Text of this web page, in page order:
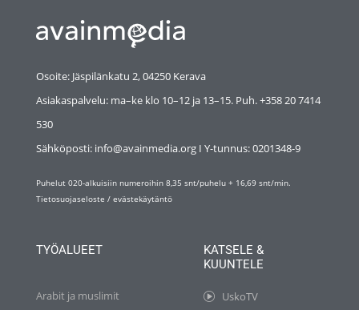
Osoite: Jäspilänkatu 2, 04250 Kerava
Asiakaspalvelu: ma–ke klo 10–12 ja 13–15. Puh. +358 20 7414
530
Sähköposti: info@avainmedia.org I Y-tunnus:0201348-9
Puhelut 020-alkuisiin numeroihin 8,35 snt/puhelu + 16,69 snt/min.
Tietosuojaseloste / evästekäytäntö
TYÖALUEET
Arabit ja muslimit
KATSELE &
KUUNTELE
UskoTV